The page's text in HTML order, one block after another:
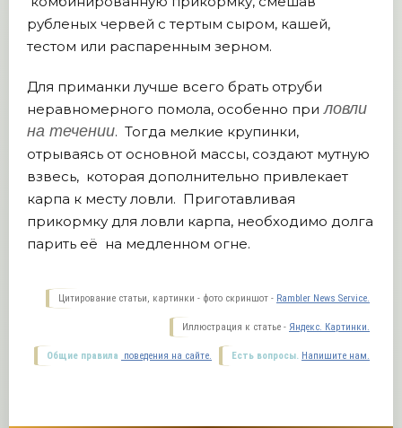
рубленых червей с тертым сыром, кашей,
тестом или распаренным зерном.
Для приманки лучше всего брать отруби
неравномерного помола, особенно при ловли
на течении. Тогда мелкие крупинки,
отрываясь от основной массы, создают мутную
взвесь, которая дополнительно привлекает
карпа к месту ловли. Приготавливая
прикормку для ловли карпа, необходимо долга
парить её на медленном огне.
Цитирование статьи, картинки - фото скриншот - Rambler News Service.
Иллюстрация к статье - Яндекс. Картинки.
Есть вопросы. Напишите нам.
Общие правила поведения на сайте.